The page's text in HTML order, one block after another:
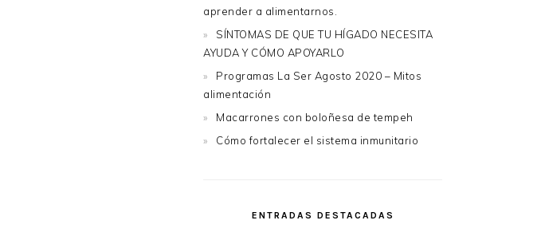
aprender a alimentarnos.
SÍNTOMAS DE QUE TU HÍGADO NECESITA
AYUDA Y CÓMO APOYARLO
Programas La Ser Agosto 2020 – Mitos
alimentación
Macarrones con boloñesa de tempeh
Cómo fortalecer el sistema inmunitario
ENTRADAS DESTACADAS